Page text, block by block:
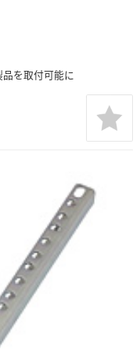
を取付可能に